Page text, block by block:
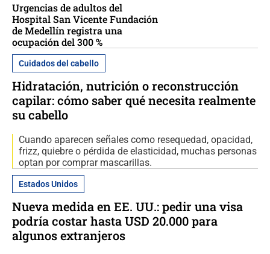
Urgencias de adultos del
Hospital San Vicente Fundación
de Medellín registra una
ocupación del 300 %
Cuidados del cabello
Hidratación, nutrición o reconstrucción
capilar: cómo saber qué necesita realmente
su cabello
Cuando aparecen señales como resequedad, opacidad,
frizz, quiebre o pérdida de elasticidad, muchas personas
optan por comprar mascarillas.
Estados Unidos
Nueva medida en EE. UU.: pedir una visa
podría costar hasta USD 20.000 para
algunos extranjeros